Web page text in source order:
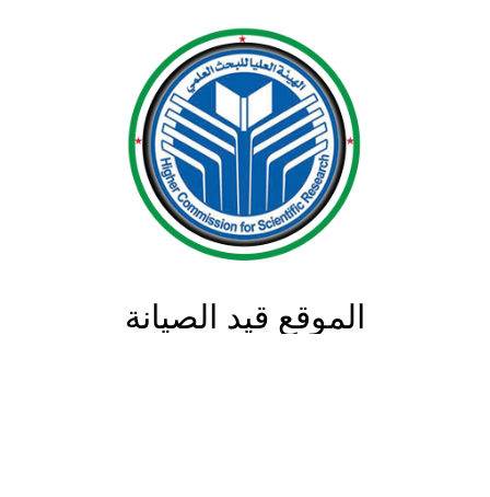
الموقع قيد الصيانة